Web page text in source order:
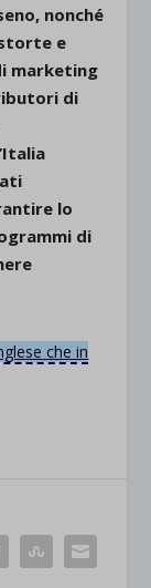
nonché
e
marketing
di
lo
di
che in